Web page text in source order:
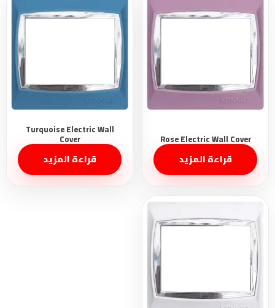
قراءة المزيد قراءة المزيد